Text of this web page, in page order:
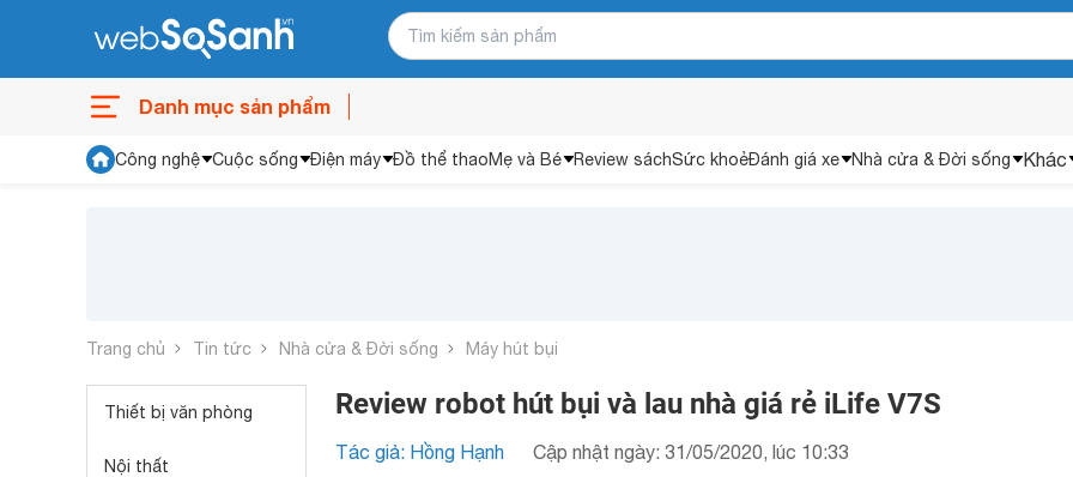
Danh mục sản phẩm
Công nghệ Cuộc sống Điện máy Đồ thể thaoMẹ và Bé Review sáchSức khoẻĐánh giá xe Nhà cửa & Đời sống Khác
Trang chủ Tin tức Nhà cửa & Đời sống Máy hút bụi
Thiết bị văn phòng
Nội thất
Review robot hút bụi và lau nhà giá rẻ iLife V7S
Tác giả: Hồng Hạnh Cập nhật ngày: 31/05/2020, lúc 10:33